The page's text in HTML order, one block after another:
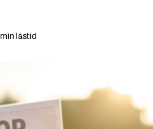
lästid